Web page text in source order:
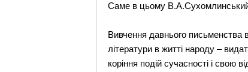
Саме в цьому
Вивчення давнього письменства
літератури в житті народу –
коріння подій сучасності і свою